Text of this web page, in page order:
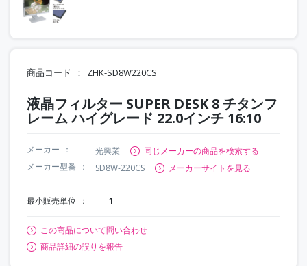
商品コード ZHK-SD8W220CS
液晶フィルター SUPER DESK 8 チタンフ
レーム ハイグレード 22.0インチ 16:10
メーカー 光興業
同じメーカーの商品を検索する
メーカー型番
SD8W-220CS メーカーサイトを見る
最小販売単位 1
この商品について問い合わせ
商品詳細の誤りを報告